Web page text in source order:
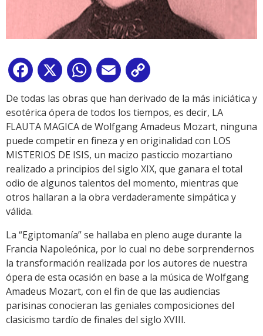
Facebook
X WhatsApp
Email
Link
De todas las obras que han derivado de la más iniciática y
esotérica ópera de todos los tiempos, es decir, LA
FLAUTA MAGICA de Wolfgang Amadeus Mozart, ninguna
puede competir en fineza y en originalidad con LOS
MISTERIOS DE ISIS, un macizo pasticcio mozartiano
realizado a principios del siglo XIX, que ganara el total
odio de algunos talentos del momento, mientras que
otros hallaran a la obra verdaderamente simpática y
válida.
La “Egiptomanía” se hallaba en pleno auge durante la
Francia Napoleónica, por lo cual no debe sorprendernos
la transformación realizada por los autores de nuestra
ópera de esta ocasión en base a la música de Wolfgang
Amadeus Mozart, con el fin de que las audiencias
parisinas conocieran las geniales composiciones del
clasicismo tardío de finales del siglo XVIII.